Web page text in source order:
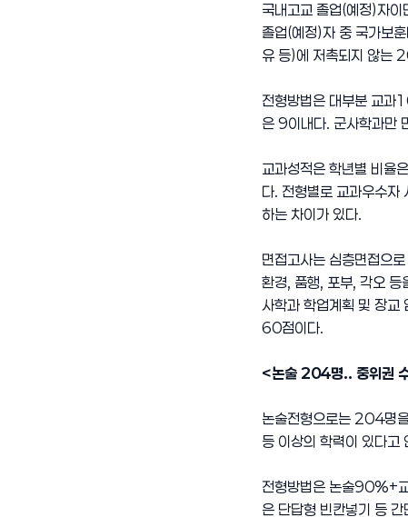
국내고교 졸업(예정)자
졸업(예정)자 중 국가보
유 등)에 저촉되지 않
전형방법은 대부분 교
은 9이내다. 군사학과
교과성적은 학년별 비율
다. 전형별로 교과우수
하는 차이가 있다.
면접고사는 심층면접으
환경, 품행, 포부, 각오 등
사학과 학업계획 및 장교
60점이다.
<논술 204명.. 중위권
논술전형으로는 204명
등 이상의 학력이 있다고
전형방법은 논술90%+
은 단답형 빈칸넣기 등